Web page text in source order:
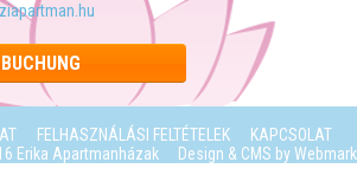
FELHASZNÁLÁSI FELTÉTELEK
KAPCSOLAT
Erika Apartmanházak
Design & CMS byWebmark